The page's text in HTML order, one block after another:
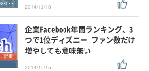
BI・データレイク・DWH・マイニング
2014/12/18
記事
企業Facebook年間ランキング、3
つで1位ディズニー ファン数だけ
増やしても意味無い
2014/12/15